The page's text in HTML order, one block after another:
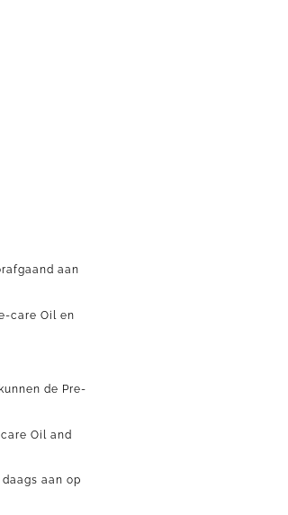
aan
care Oil en
de Pre-
Oil and
aan op